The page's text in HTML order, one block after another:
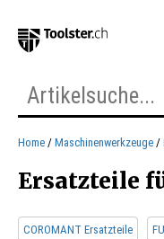
Home Maschinenwerkzeuge
Ersatzteile
COROMANT Ersatzteile